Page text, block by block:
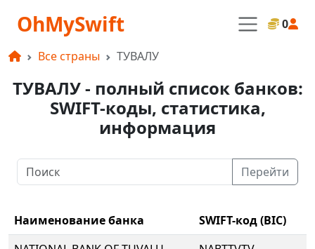
OhMySwift 0
Все страны ТУВАЛУ
ТУВАЛУ - полный список банков:
SWIFT-коды, статистика,
информация
Перейти
Наименование банка
SWIFT-код (BIC)